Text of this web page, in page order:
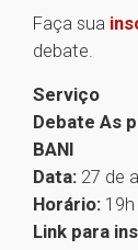
Faça sua
debate.
Serviço
Debate As
BANI
Data: 27 de
Horário: 19h
Link para